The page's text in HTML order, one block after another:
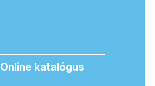
Online katalógus